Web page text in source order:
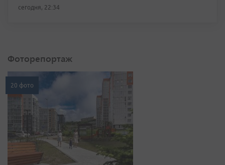
сегодня, 22:34
Фоторепортаж
20 фото